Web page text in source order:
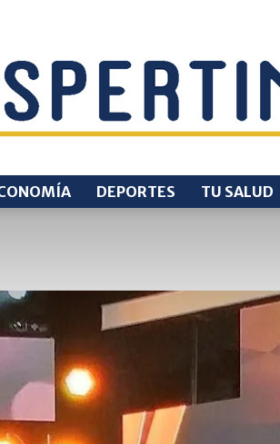
VESPERTINO
DEPORTES TU SALUD